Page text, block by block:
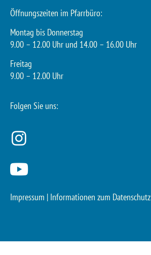
Öffnungszeiten im Pfarrbüro:
Montag bis Donnerstag
9.00 – 12.00 Uhr und 14.00 – 16.00 Uhr
Freitag
9.00 – 12.00 Uhr
Folgen Sie uns:
Impressum | Informationen zum Datenschutz